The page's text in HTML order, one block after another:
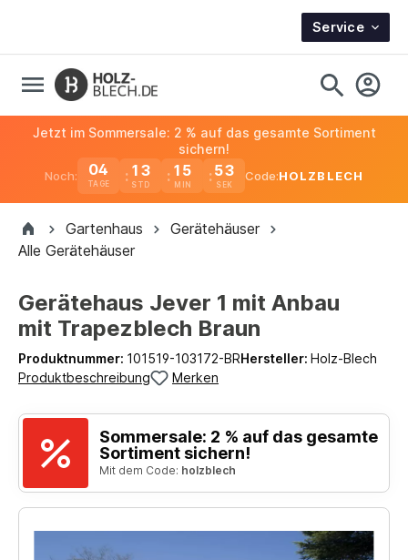
Service
Noch: 04
TAGE
13 15 52
Jetzt im Sommersale: 2 % auf das gesamte Sortiment
sichern!
Code:HOLZBLECH
Gartenhaus
Gerätehäuser
Alle Gerätehäuser
Gerätehaus Jever 1 mit Anbau
mit Trapezblech Braun
Produktnummer: 101519-103172-BRHersteller: Holz-Blech
Produktbeschreibung
Merken
Sommersale: 2 % auf das gesamte
Sortiment sichern!
Mit dem Code: holzblech